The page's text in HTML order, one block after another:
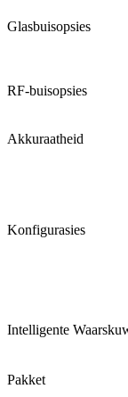
Glasbuisopsies
RF-buisopsies
Akkuraatheid
Konfigurasies
Intelligente
Pakket